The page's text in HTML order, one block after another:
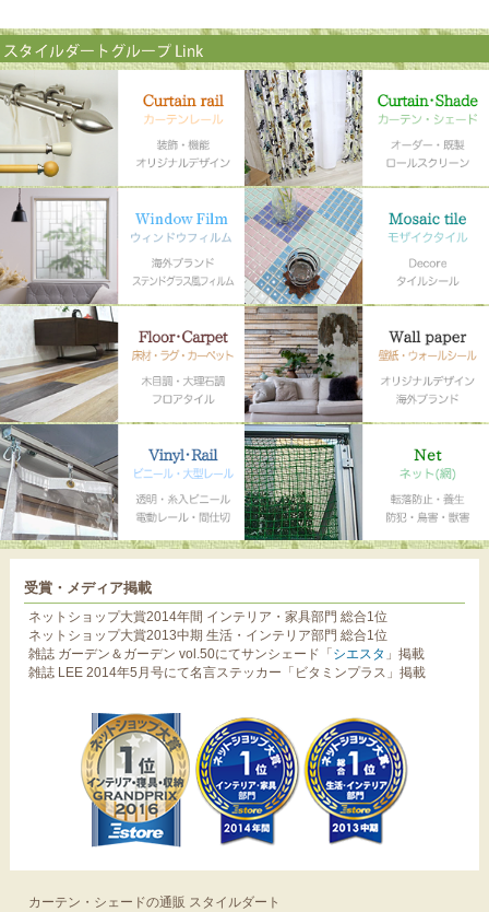
受賞・メディア掲載
ネットショップ大賞2014年間 インテリア・家具部門 総合1位
ネットショップ大賞2013中期 生活・インテリア部門 総合1位
雑誌 ガーデン＆ガーデン vol.50にてサンシェード「 シエスタ 」掲載
雑誌 LEE 2014年5月号にて名言ステッカー「ビタミンプラス」掲載
カーテン・シェードの通販 スタイルダート